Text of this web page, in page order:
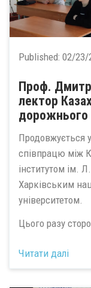
Published: 02/23/
Проф.
лектор
дорожнього
Продовжується
співпрацю між
інститутом ім.
Харківським
університетом.
Цього разу
Читати далі